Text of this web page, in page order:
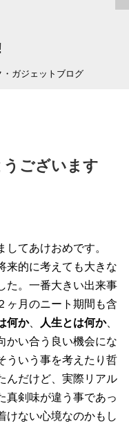
ガジェットブログ
ございます
してあけおめです。
来的に考えても大きな
た。一番大きい出来事
ヶ月のニート期間も含
何か、 人生とは何か、
かい合う良い機会にな
ういう事を考えたり哲
んだけど、実際リアル
真剣味が違う事であっ
けない心境なのかもし